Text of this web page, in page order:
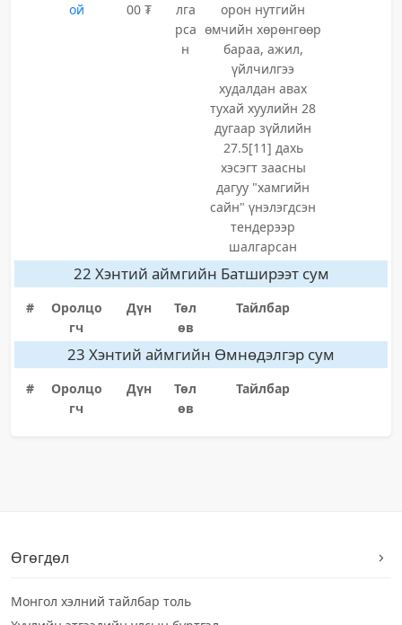
ой
00 ₮
лга
рса
н
орон нутгийн
өмчийн хөрөнгөөр
бараа, ажил,
үйлчилгээ
худалдан авах
тухай хуулийн 28
дугаар зүйлийн
27.5[11] дахь
хэсэгт заасны
дагуу "хамгийн
сайн" үнэлэгдсэн
тендерээр
шалгарсан
22 Хэнтий аймгийн Батширээт сум
#
Оролцо
гч
Дүн
Төл
өв
Тайлбар
23 Хэнтий аймгийн Өмнөдэлгэр сум
#
Оролцо
гч
Дүн
Төл
өв
Тайлбар
Өгөгдөл
Монгол хэлний тайлбар толь